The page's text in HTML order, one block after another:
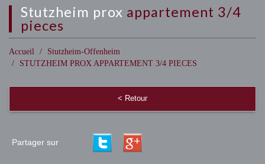
stutzheim prox appartement 3/4
pieces
Accueil
Stutzheim-Offenheim
STUTZHEIM PROX APPARTEMENT 3/4 PIECES
< Retour
Partager sur